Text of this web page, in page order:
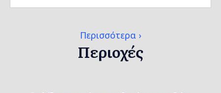
Περισσότερα
Περιοχές